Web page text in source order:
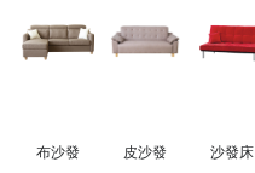
布沙發 皮沙發 沙發床